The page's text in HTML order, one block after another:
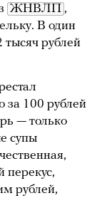
ЖНВЛП ,
В один
тысяч рублей
за 100 рублей
— только
супы
перекус,
рублей,